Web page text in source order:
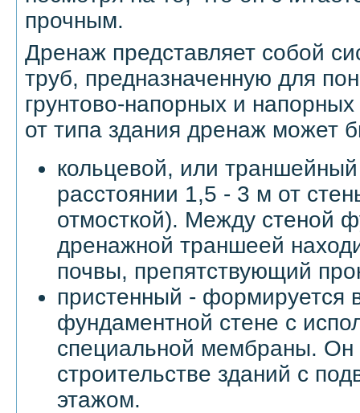
прочным.
Дренаж представляет собой
труб, предназначенную для
грунтово-напорных и
от типа здания дренаж может
кольцевой, или траншейный
расстоянии 1,5 - 3 м от
отмосткой). Между стеной
дренажной траншеей
почвы, препятствующий
пристенный - формируется
фундаментной стене с
специальной мембраны. Он
строительстве зданий с
этажом.